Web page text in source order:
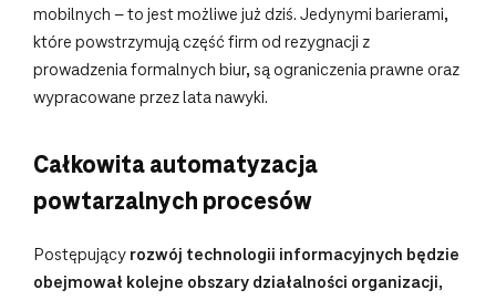
mobilnych – to jest możliwe już dziś. Jedynymi barierami,
które powstrzymują część firm od rezygnacji z
prowadzenia formalnych biur, są ograniczenia prawne oraz
wypracowane przez lata nawyki.
Całkowita automatyzacja
powtarzalnych procesów
Postępujący rozwój technologii informacyjnych będzie
obejmował kolejne obszary działalności organizacji,